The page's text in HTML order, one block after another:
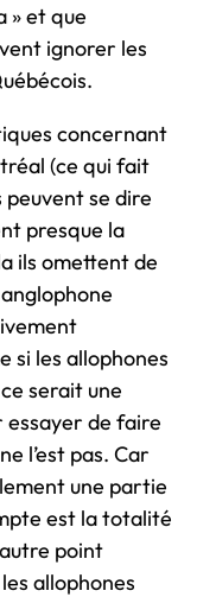
» et que
ignorer les
concernant
(ce qui fait
se dire
presque la
ils omettent de
si les allophones
serait une
de faire
l’est pas. Car
une partie
est la totalité
point
allophones